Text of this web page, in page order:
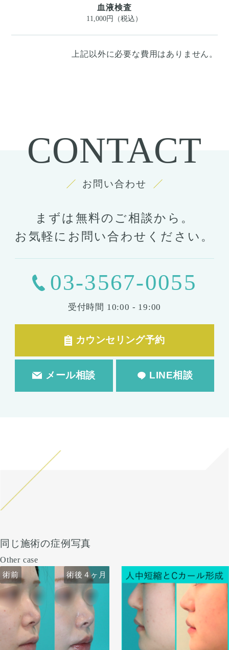
血液検査
11,000円（税込）
上記以外に必要な費用はありません。
CONTACT
お問い合わせ
まずは無料のご相談から。
お気軽にお問い合わせください。
03-3567-0055
受付時間 10:00 - 19:00
カウンセリング予約
メール相談 LINE相談
同じ施術の症例写真
Other case
術前 術後４ヶ月